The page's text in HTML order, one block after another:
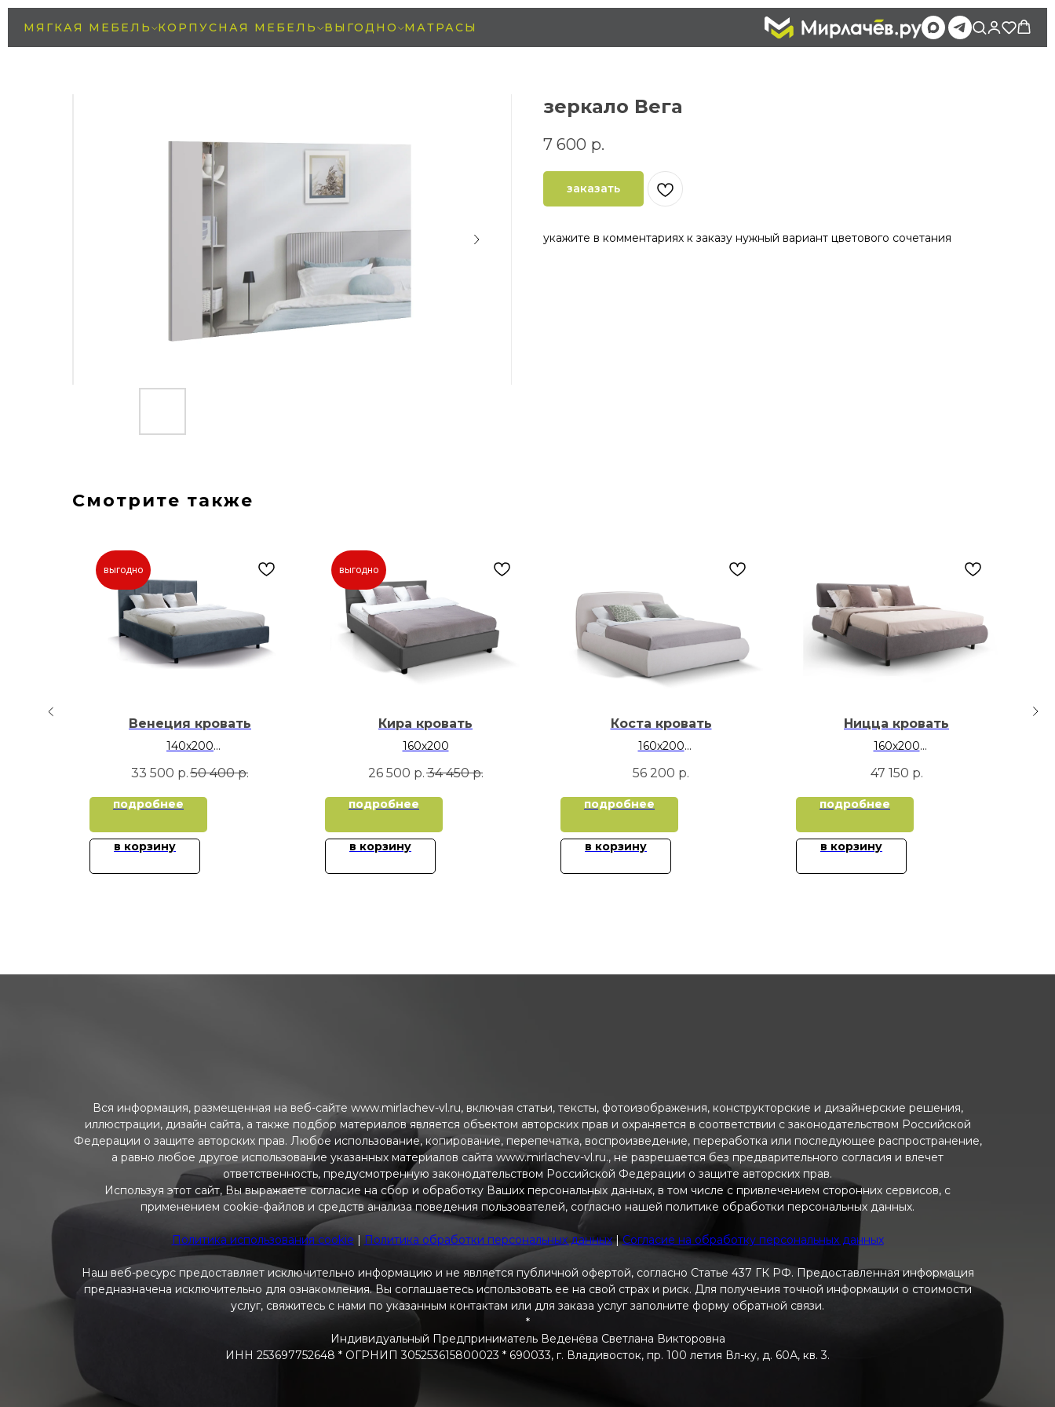
МЯГКАЯ МЕБЕЛЬ КОРПУСНАЯ МЕБЕЛЬ ВЫГОДНО МАТРАСЫ
зеркало Вега
7 600 р.
заказать
укажите в комментариях к заказу нужный вариант цветового сочетания
Смотрите также
выгодно
Венеция кровать
140х200
180х200
33 500 р. 50 400 р.
подробнее
в корзину
выгодно
Кира кровать
160х200
26 500 р.34 450 р.
подробнее
в корзину
Коста кровать
160х200
56 200 р.
подробнее
в корзину
Ницца кровать
160х200
47 150 р.
подробнее
в корзину
Вся информация, размещенная на веб-сайте www.mirlachev-vl.ru, включая статьи, тексты, фотоизображения, конструкторские и дизайнерские решения,
иллюстрации, дизайн сайта, а также подбор материалов является объектом авторских прав и охраняется в соответствии с законодательством Российской
Федерации о защите авторских прав. Любое использование, копирование, перепечатка, воспроизведение, переработка или последующее распространение,
а равно любое другое использование указанных материалов сайта www.mirlachev-vl.ru., не разрешается без предварительного согласия и влечет
ответственность, предусмотренную законодательством Российской Федерации о защите авторских прав.
Используя этот сайт, Вы выражаете согласие на сбор и обработку Ваших персональных данных, в том числе с привлечением сторонних сервисов, с
применением cookie-файлов и средств анализа поведения пользователей, согласно нашей политике обработки персональных данных.
Политика использования cookie | Политика обработки персональных данных|Согласие на обработку персональных данных
Наш веб-ресурс предоставляет исключительно информацию и не является публичной офертой, согласно Статье 437 ГК РФ. Предоставленная информация
предназначена исключительно для ознакомления. Вы соглашаетесь использовать ее на свой страх и риск. Для получения точной информации о стоимости
услуг, свяжитесь с нами по указанным контактам или для заказа услуг заполните форму обратной связи.
*
Индивидуальный Предприниматель Веденёва Светлана Викторовна
ИНН 253697752648 * ОГРНИП 305253615800023 * 690033, г. Владивосток, пр. 100 летия Вл-ку, д. 60А, кв. 3.